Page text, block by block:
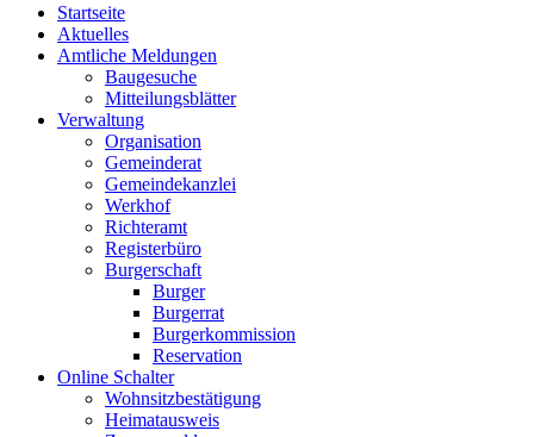
Startseite
Aktuelles
Amtliche Meldungen
Baugesuche
Mitteilungsblätter
Verwaltung
Organisation
Gemeinderat
Gemeindekanzlei
Werkhof
Richteramt
Registerbüro
Burgerschaft
Burger
Burgerrat
Burgerkommission
Reservation
Online Schalter
Wohnsitzbestätigung
Heimatausweis